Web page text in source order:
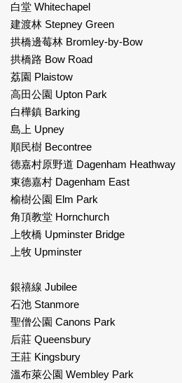
白堂 Whitechapel
建渡林 Stepney Green
拱橋邊莓林 Bromley-by-Bow
拱橋路 Bow Road
荔園 Plaistow
高田公園 Upton Park
白樺鎮 Barking
島上 Upney
順民樹 Becontree
德嘉村原野道 Dagenham Heathway
東德嘉村 Dagenham East
榆樹公園 Elm Park
角頂教堂 Hornchurch
上牧橋 Upminster Bridge
上牧 Upminster
銀禧線 Jubilee
石池 Stanmore
聖僧公園 Canons Park
后莊 Queensbury
王莊 Kingsbury
溫布萊公園 Wembley Park